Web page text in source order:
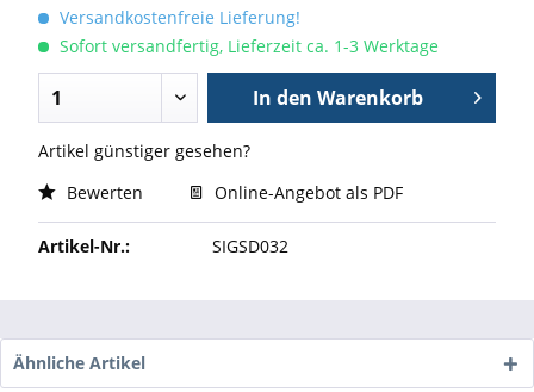
Versandkostenfreie Lieferung!
Sofort versandfertig, Lieferzeit ca. 1-3 Werktage
In den Warenkorb
Artikel günstiger gesehen?
Bewerten
Online-Angebot als PDF
Artikel-Nr.: SIGSD032
Ähnliche Artikel